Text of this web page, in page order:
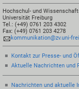
Hochschul- und
Universität Freiburg
Tel.: (+49) 0761 203 4302
Fax: (+49) 0761 203 4278
kommunikation@zv.uni-
Kontakt zur Presse- und
Aktuelle Nachrichten und
Nachrichten und aktuelle